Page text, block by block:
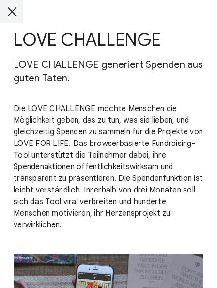
LOVE CHALLENGE
LOVE CHALLENGE generiert Spenden aus
guten Taten.
Die LOVE CHALLENGE möchte Menschen die
Möglichkeit geben, das zu tun, was sie lieben, und
gleichzeitig Spenden zu sammeln für die Projekte von
LOVE FOR LIFE. Das browserbasierte Fundraising-
Tool unterstützt die Teilnehmer dabei, ihre
Spendenaktionen öffentlichkeitswirksam und
transparent zu präsentieren. Die Spendenfunktion ist
leicht verständlich. Innerhalb von drei Monaten soll
sich das Tool viral verbreiten und hunderte
Menschen motivieren, ihr Herzensprojekt zu
verwirklichen.